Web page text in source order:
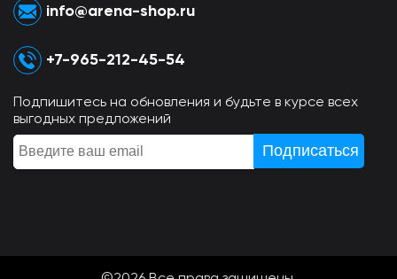
info@arena-shop.ru
+7-965-212-45-54
Подпишитесь на обновления и будьте в курсе всех
выгодных предложений